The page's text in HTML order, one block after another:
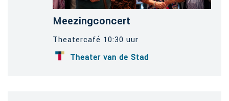
Meezingconcert
Theatercafé 10:30 uur
Theater van de Stad